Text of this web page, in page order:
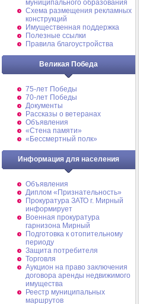
муниципального образования
Схема размещения рекламных
конструкций
Имущественная поддержка
Полезные ссылки
Правила благоустройства
Великая Победа
75-лет Победы
70-лет Победы
Документы
Рассказы о ветеранах
Объявления
«Стена памяти»
«Бессмертный полк»
Информация для населения
Объявления
Диплом «Признательность»
Прокуратура ЗАТО г. Мирный
информирует
Военная прокуратура
гарнизона Мирный
Подготовка к отопительному
периоду
Защита потребителя
Торговля
Аукцион на право заключения
договора аренды недвижимого
имущества
Реестр муниципальных
маршрутов